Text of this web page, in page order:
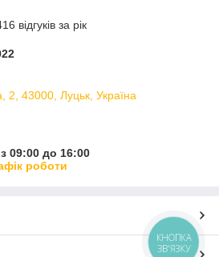
відгуків за рік
2, 43000, Луцьк, Україна
09:00 до 16:00
роботи
КНОПКА
ЗВ'ЯЗКУ